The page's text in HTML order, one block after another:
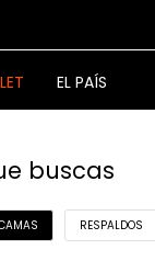
EL PAÍS
buscas
RESPALDOS